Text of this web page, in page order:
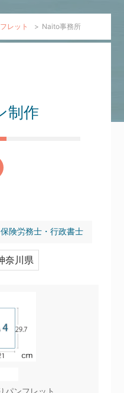
レット > Naito事務所
制作
険労務士・行政書士
奈川県
パンフレット